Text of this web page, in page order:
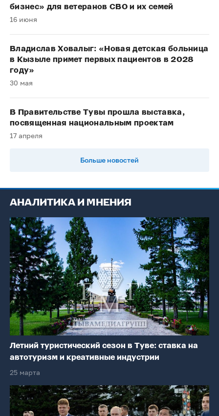
бизнес» для ветеранов СВО и их семей
16 июня
Владислав Ховалыг: «Новая детская больница
в Кызыле примет первых пациентов в 2028
году»
30 мая
В Правительстве Тувы прошла выставка,
посвященная национальным проектам
17 апреля
Больше новостей
АНАЛИТИКА И МНЕНИЯ
Летний туристический сезон в Туве: ставка на
автотуризм и креативные индустрии
25 марта